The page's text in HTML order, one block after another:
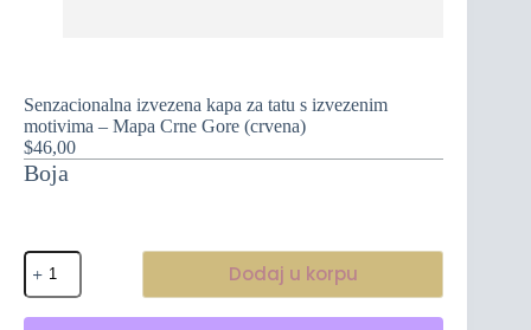
Senzacionalna izvezena kapa za tatu s izvezenim
motivima – Mapa Crne Gore (crvena)
$46,00
Boja
Senzacionalna
izvezena
kapa
za
Dodaj u korpu